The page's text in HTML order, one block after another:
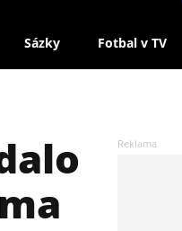
Sázky Fotbal v TV